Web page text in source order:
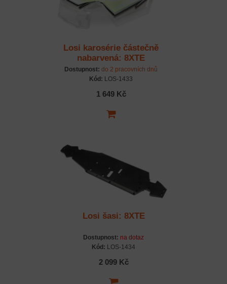
Losi karosérie částečně
nabarvená: 8XTE
Dostupnost: do 2 pracovních dnů
Kód: LOS-1433
1 649 Kč
Losi šasi: 8XTE
Dostupnost: na dotaz
Kód: LOS-1434
2 099 Kč